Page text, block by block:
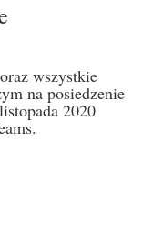
wszystkie
na posiedzenie
2020